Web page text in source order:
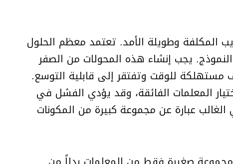
المكلفة وطويلة الأمد. تعتمد معظم الحلول
يجب إنشاء هذه المحولات من الصفر
مستهلكة للوقت وتفتقر إلى قابلية التوسع.
المعلمات الفائقة، وقد يؤدي الفشل في
عبارة عن مجموعة كبيرة من المكونات